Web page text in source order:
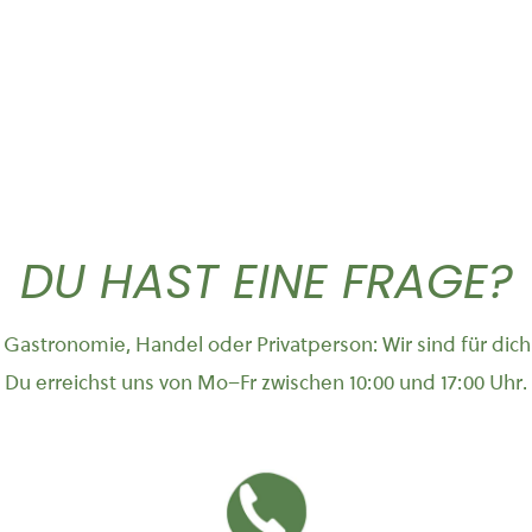
DU HAST EINE FRAGE?
Handel oder Privatperson: Wir sind für
Du erreichst uns von Mo–Fr zwischen 10:00 und 17:00 Uhr.